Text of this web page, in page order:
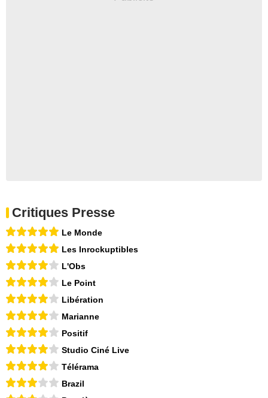
Critiques Presse
Le Monde
Les Inrockuptibles
L'Obs
Le Point
Libération
Marianne
Positif
Studio Ciné Live
Télérama
Brazil